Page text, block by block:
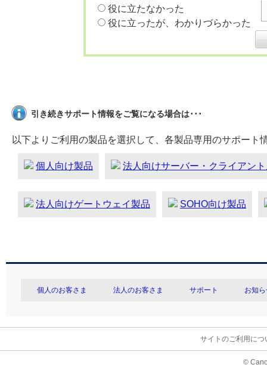
役に立たなかった
役に立ったが、わかりづらかった
引き続きサポート情報をご覧になる場合は･･･
以下よりご利用の製品を選択して、各製品専用のサポート
個人向け製品 法人向けサーバー・クライアン
法人向けゲートウェイ製品 SOHO向け製品
個人のお客さま 法人のお客さま サポート お知
サイトのご利用につ
©